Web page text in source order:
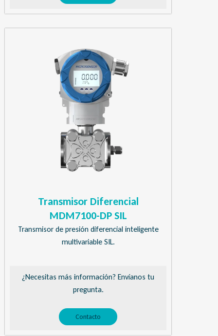
Transmisor Diferencial
MDM7100-DP SIL
Transmisor de presión diferencial inteligente
multivariable SIL.
¿Necesitas más información? Envíanos tu
pregunta.
Contacto